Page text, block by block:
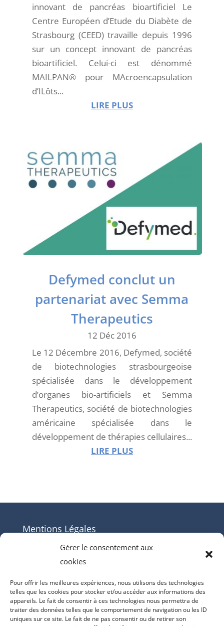
Gérer le consentement aux
cookies
Pour offrir les meilleures expériences, nous utilisons des technologies
telles que les cookies pour stocker et/ou accéder aux informations des
appareils. Le fait de consentir à ces technologies nous permettra de
traiter des données telles que le comportement de navigation ou les ID
uniques sur ce site. Le fait de ne pas consentir ou de retirer son
innovant de pancréas bioartificiel Le
Centre Européen d’Etude du Diabète de
Strasbourg (CEED) travaille depuis 1996
sur un concept innovant de pancréas
bioartificiel. Celui-ci est dénommé
MAILPAN® pour MAcroencapsulation
d’ILôts...
LIRE PLUS
Defymed conclut un
partenariat avec Semma
Therapeutics
12 Déc 2016
Le 12 Décembre 2016, Defymed, société
de biotechnologies strasbourgeoise
spécialisée dans le développement
d’organes bio-artificiels et Semma
Therapeutics, société de biotechnologies
américaine spécialisée dans le
développement de thérapies cellulaires...
LIRE PLUS
Mentions Légales
Mentions Légales
Politique de cookies (UE)